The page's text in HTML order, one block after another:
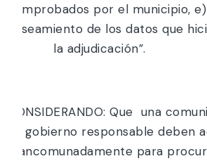
comprobados por el municipio,
falseamiento de los datos que
la adjudicación”.
CONSIDERANDO: Que una
un gobierno responsable
mancomunadamente para